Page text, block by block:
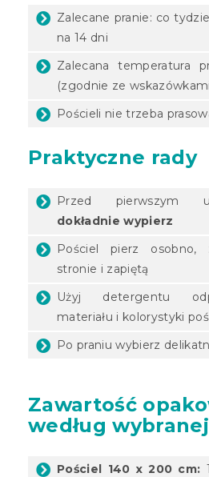
Zalecane pranie: co
na 14 dni
Zalecana temperatura
(zgodnie ze
Pościeli nie trzeba
Praktyczne rady
Przed pierwszym
dokładnie wypierz
Pościel pierz osobno,
stronie i zapiętą
Użyj detergentu
materiału i kolorystyki
Po praniu wybierz
Zawartość
według
Pościel 140 x 200 cm: